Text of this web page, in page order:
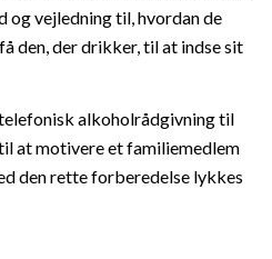
og vejledning til, hvordan de
den, der drikker, til at indse sit
alkoholrådgivning til
at motivere et familiemedlem
den rette forberedelse lykkes